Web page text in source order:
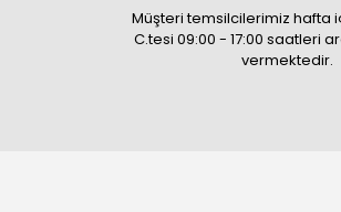
Müşteri temsilcilerimiz hafta
C.tesi 09:00 - 17:00 saatleri
vermektedir.